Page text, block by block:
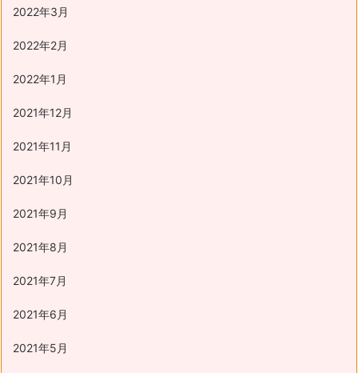
2022年3月
2022年2月
2022年1月
2021年12月
2021年11月
2021年10月
2021年9月
2021年8月
2021年7月
2021年6月
2021年5月